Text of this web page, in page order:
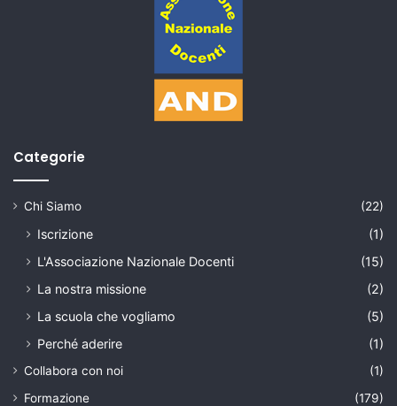
Categorie
Chi Siamo (22)
Iscrizione
(1)
L'Associazione Nazionale Docenti
(15)
La nostra missione
(2)
La scuola che vogliamo
(5)
Perché aderire
(1)
Collabora con noi
(1)
Formazione
(179)